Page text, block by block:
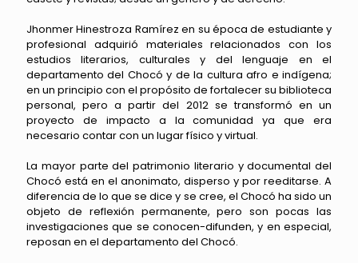
Jhonmer Hinestroza Ramírez en su época de estudiante y
profesional adquirió materiales relacionados con los
estudios literarios, culturales y del lenguaje en el
departamento del Chocó y de la cultura afro e indígena;
en un principio con el propósito de fortalecer su biblioteca
personal, pero a partir del 2012 se transformó en un
proyecto de impacto a la comunidad ya que era
necesario contar con un lugar físico y virtual.
La mayor parte del patrimonio literario y documental del
Chocó está en el anonimato, disperso y por reeditarse. A
diferencia de lo que se dice y se cree, el Chocó ha sido un
objeto de reflexión permanente, pero son pocas las
investigaciones que se conocen-difunden, y en especial,
reposan en el departamento del Chocó.